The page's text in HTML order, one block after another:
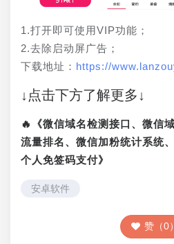
1.打开即可使用VIP功能；
2.去除启动屏广告；
下载地址： https://
↓点击下方了解更多↓
🔥《微信域名检测接口、微信
流量排名、微信加粉统计系统
个人免签码支付》
安卓软件
赞（0）